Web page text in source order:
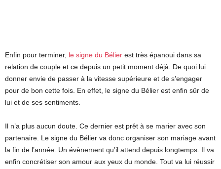
Enfin pour terminer, le signe du Bélier est très épanoui dans sa
relation de couple et ce depuis un petit moment déjà. De quoi lui
donner envie de passer à la vitesse supérieure et de s’engager
pour de bon cette fois. En effet, le signe du Bélier est enfin sûr de
lui et de ses sentiments.
Il n’a plus aucun doute. Ce dernier est prêt à se marier avec son
partenaire. Le signe du Bélier va donc organiser son mariage avant
la fin de l’année. Un évènement qu’il attend depuis longtemps. Il va
enfin concrétiser son amour aux yeux du monde. Tout va lui réussir